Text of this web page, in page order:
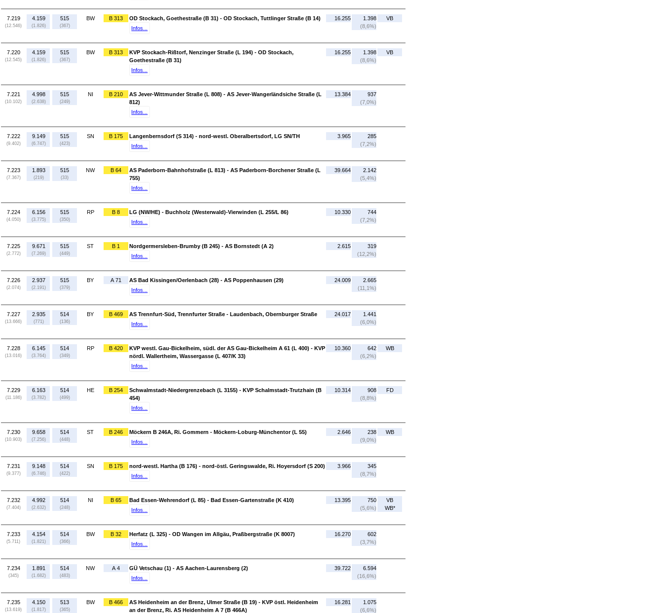
7.219
(12.546)
4.159
(1.826)
515
(367)
BW B 313
OD Stockach, Goethestraße (B 31) - OD Stockach, Tuttlinger Straße (B 14)
Infos...
16.255
1.398
(8,6%)
VB
7.220
(12.545)
4.159
(1.826)
515
(367)
BW B 313
KVP Stockach-Rißtorf, Nenzinger Straße (L 194) - OD Stockach,
Goethestraße (B 31)
Infos...
16.255
1.398
(8,6%)
VB
7.221
(10.102)
4.998
(2.638)
515
(249)
NI B 210
AS Jever-Wittmunder Straße (L 808) - AS Jever-Wangerländsiche Straße (L
812)
Infos...
13.384
937
(7,0%)
7.222
(9.402)
9.149
(6.747)
515
(423)
SN B 175
Langenbernsdorf (S 314) - nord-westl. Oberalbertsdorf, LG SN/TH
Infos...
3.965
285
(7,2%)
7.223
(7.367)
1.893
(219)
515
(33)
NW B 64
AS Paderborn-Bahnhofstraße (L 813) - AS Paderborn-Borchener Straße (L
755)
Infos...
39.664
2.142
(5,4%)
7.224
(4.050)
6.156
(3.775)
515
(350)
RP B 8
LG (NW/HE) - Buchholz (Westerwald)-Vierwinden (L 255/L 86)
Infos...
10.330
744
(7,2%)
7.225
(2.772)
9.671
(7.269)
515
(449)
ST B 1
Nordgermersleben-Brumby (B 245) - AS Bornstedt (A 2)
Infos...
2.615
319
(12,2%)
7.226
(2.074)
2.937
(2.191)
515
(379)
BY A 71
AS Bad Kissingen/Oerlenbach (28) - AS Poppenhausen (29)
Infos...
24.009
2.665
(11,1%)
7.227
(13.666)
2.935
(771)
514
(136)
BY B 469
AS Trennfurt-Süd, Trennfurter Straße - Laudenbach, Obernburger Straße
Infos...
24.017
1.441
(6,0%)
7.228
(13.016)
6.145
(3.764)
514
(349)
RP B 420
KVP westl. Gau-Bickelheim, südl. der AS Gau-Bickelheim A 61 (L 400) - KVP
nördl. Wallertheim, Wassergasse (L 407/K 33)
Infos...
10.360
642
(6,2%)
WB
7.229
(11.186)
6.163
(3.782)
514
(499)
HE B 254
Schwalmstadt-Niedergrenzebach (L 3155) - KVP Schalmstadt-Trutzhain (B
454)
Infos...
10.314
908
(8,8%)
FD
7.230
(10.903)
9.658
(7.256)
514
(448)
ST B 246
Möckern B 246A, Ri. Gommern - Möckern-Loburg-Münchentor (L 55)
Infos...
2.646
238
(9,0%)
WB
7.231
(9.377)
9.148
(6.746)
514
(422)
SN B 175
nord-westl. Hartha (B 176) - nord-östl. Geringswalde, Ri. Hoyersdorf (S 200)
Infos...
3.966
345
(8,7%)
7.232
(7.404)
4.992
(2.632)
514
(248)
NI B 65
Bad Essen-Wehrendorf (L 85) - Bad Essen-Gartenstraße (K 410)
Infos...
13.395
750
(5,6%)
VB
WB*
7.233
(5.711)
4.154
(1.821)
514
(366)
BW B 32
Herfatz (L 325) - OD Wangen im Allgäu, Praßbergstraße (K 8007)
Infos...
16.270
602
(3,7%)
7.234
(345)
1.891
(1.682)
514
(483)
NW A 4
GÜ Vetschau (1) - AS Aachen-Laurensberg (2)
Infos...
39.722
6.594
(16,6%)
7.235
(13.619)
4.150
(1.817)
513
(365)
BW B 466
AS Heidenheim an der Brenz, Ulmer Straße (B 19) - KVP östl. Heidenheim
an der Brenz, Ri. AS Heidenheim A 7 (B 466A)
16.281
1.075
(6,6%)